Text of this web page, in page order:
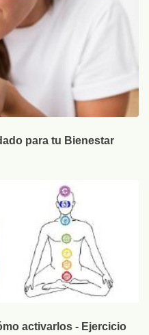
para tu Bienestar
activarlos - Ejercicio